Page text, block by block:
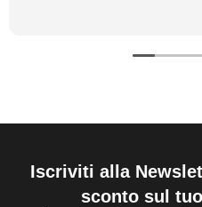
Iscriviti alla
sconto sul